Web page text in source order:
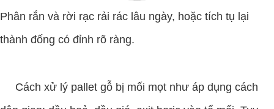
Phân rắn và rời rạc rải rác lâu ngày, hoặc tích tụ lại
thành đống có đỉnh rõ ràng.
Cách xử lý pallet gỗ bị mối mọt như áp dụng cách